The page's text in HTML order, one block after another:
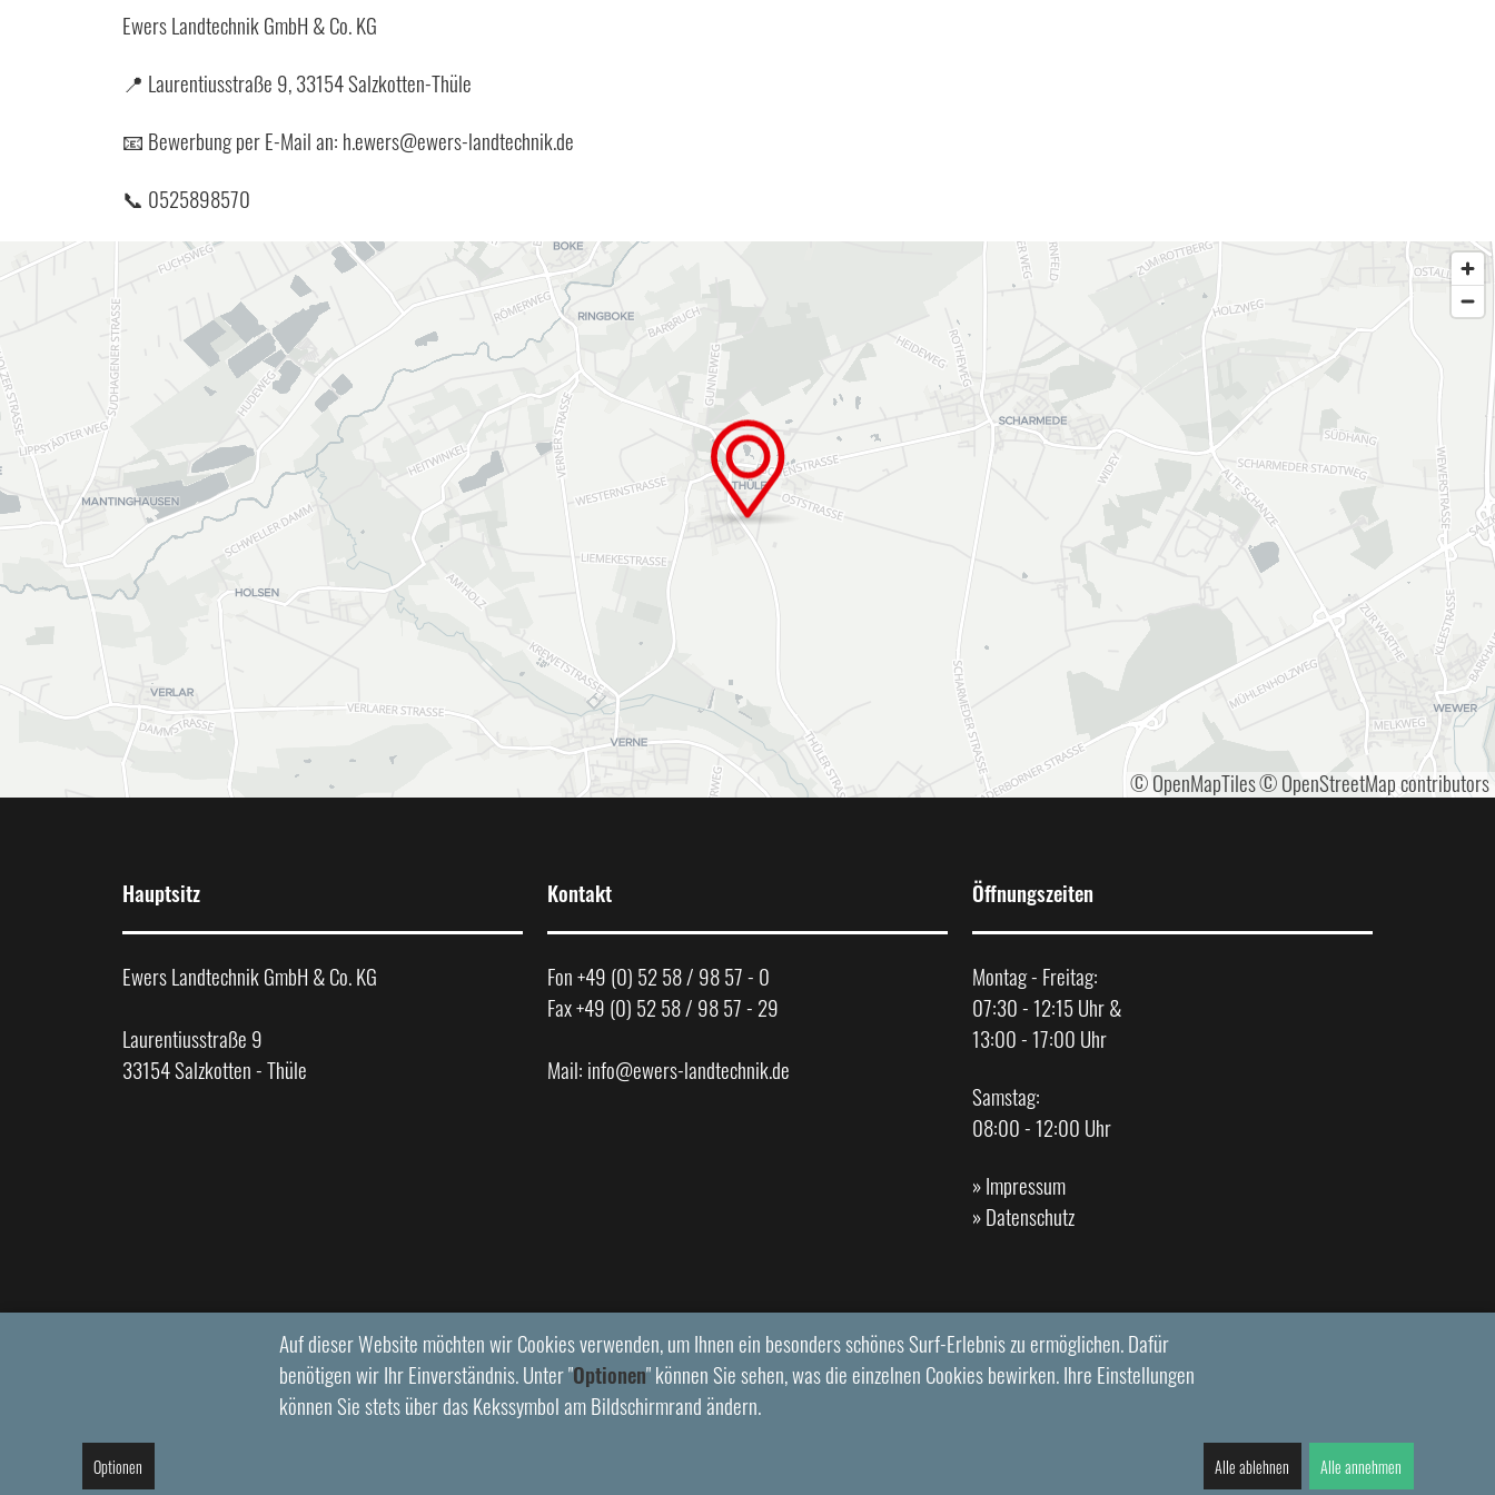
Ewers Landtechnik GmbH & Co. KG
📍 Laurentiusstraße 9, 33154 Salzkotten-Thüle
📧 Bewerbung per E-Mail an: h.ewers@ewers-landtechnik.de
📞 0525898570
© OpenMapTiles© OpenStreetMap contributors
Hauptsitz
Ewers Landtechnik GmbH & Co. KG
Laurentiusstraße 9
33154 Salzkotten - Thüle
Kontakt
Fon +49 (0) 52 58 / 98 57 - 0
Fax +49 (0) 52 58 / 98 57 - 29
Mail: info@ewers-landtechnik.de
Öffnungszeiten
Montag - Freitag:
07:30 - 12:15 Uhr &
13:00 - 17:00 Uhr
Samstag:
08:00 - 12:00 Uhr
»Impressum
»Datenschutz
Auf dieser Website möchten wir Cookies verwenden, um Ihnen ein besonders schönes Surf-Erlebnis zu ermöglichen. Dafür
benötigen wir Ihr Einverständnis. Unter "Optionen" können Sie sehen, was die einzelnen Cookies bewirken. Ihre Einstellungen
können Sie stets über das Kekssymbol am Bildschirmrand ändern.
Optionen Alle ablehnen Alle annehmen